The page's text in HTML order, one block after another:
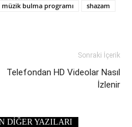
müzik bulma programı shazam
Sonraki İçerik
Telefondan HD Videolar Nasıl
İzlenir
DİĞER YAZILARI